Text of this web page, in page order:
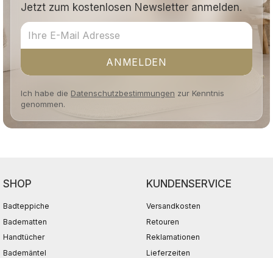
Jetzt zum kostenlosen Newsletter anmelden.
ANMELDEN
Ich habe die Datenschutzbestimmungen zur Kenntnis
genommen.
SHOP
Badteppiche
Badematten
Handtücher
Bademäntel
KUNDENSERVICE
Versandkosten
Retouren
Reklamationen
Lieferzeiten